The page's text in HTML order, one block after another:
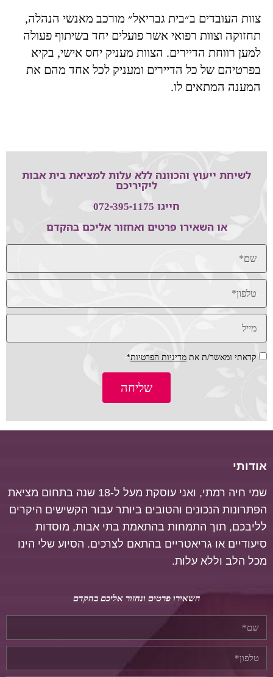
צוות העובדים ב״בית גבריאל״ מורכב מאנשי הנהלה,
תחזוקה וצוות רפואי אשר פועלים יחד בשיתוף פעולה
למען רווחת הדיירים. הצוות מעניק יחס אישי, בקיא
בפרטיהם של כל הדיירים ומעניק לכל אחד מהם את
המענה המתאים לו.
לשיחת ייעוץ והכוונה ללא עלות למציאת בית אבות
ליקיריכם
חייגו 072-395-1175
או השאירו פרטים ואחזור אליכם בהקדם
קראתי ומאשר/ת את מדיניות הפרטיות*
שליחה
אודותי
שמי חיה רמתי, ואני עוסקת מעל ל-18 שנה בתחום מציאת
הפתרונות הנכונים והטובים ביותר עבור הקשישים היקרים
לליבכם, תוך התמחות בהתאמת בתי אבות, מוסדות
סיעודיים או גריאטריים בהתאם לצרכים. הסיוע שלי הינו
מכל הלב וללא עלות.
השאירו פרטים ונחזור אליכם בהקדם